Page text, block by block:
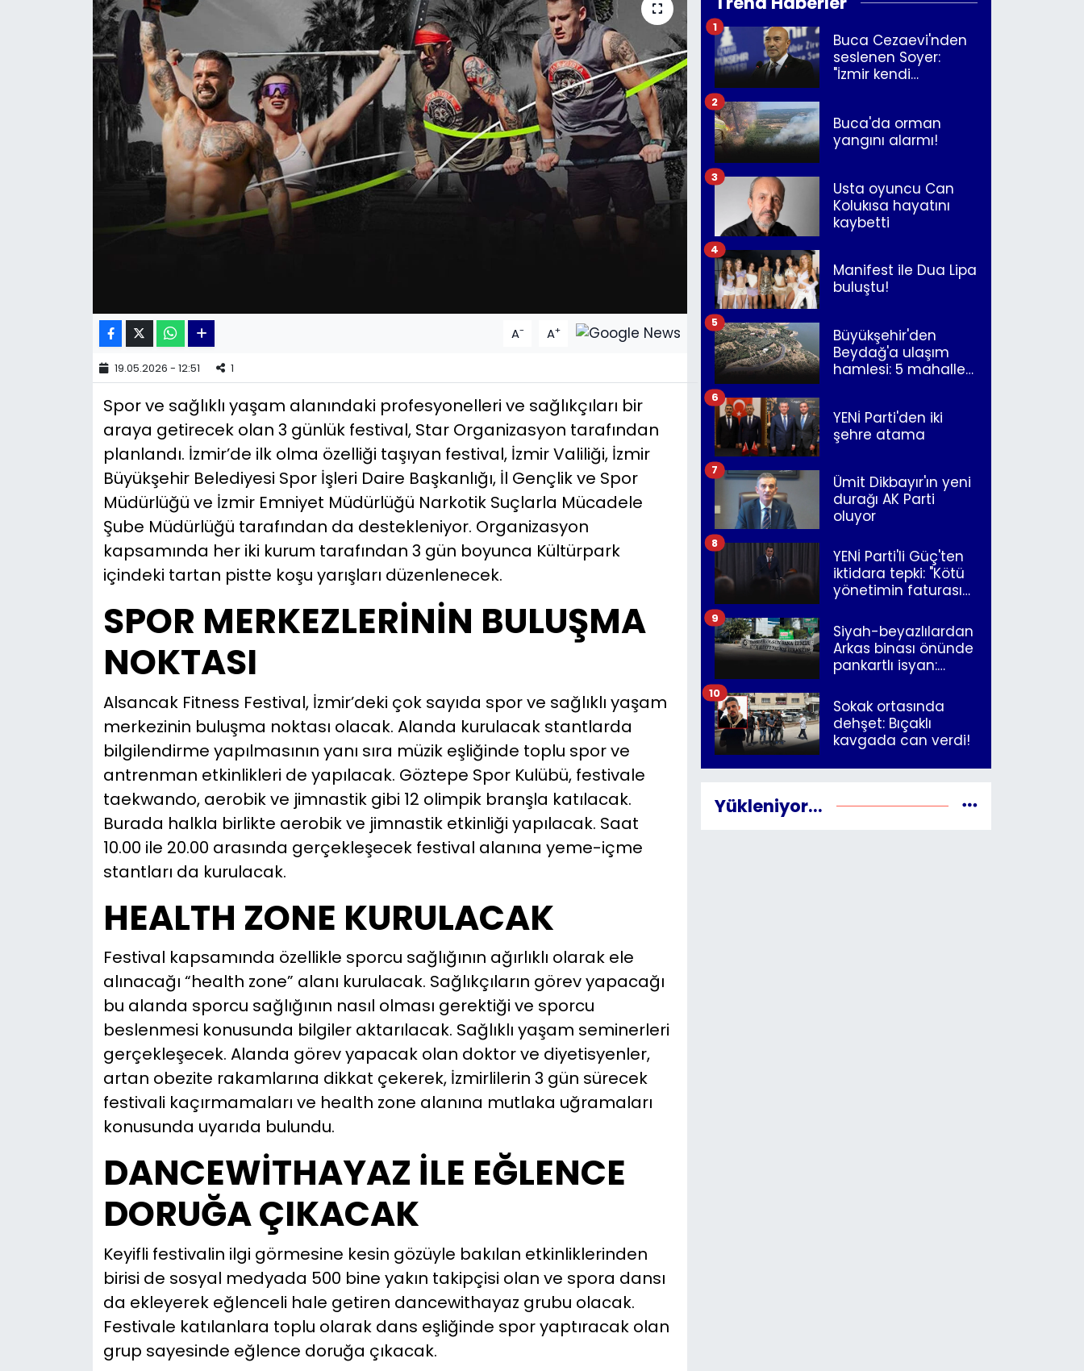
A- A+
19.05.2026 - 12:51 1
Spor ve sağlıklı yaşam alanındaki profesyonelleri ve sağlıkçıları bir
araya getirecek olan 3 günlük festival, Star Organizasyon tarafından
planlandı. İzmir’de ilk olma özelliği taşıyan festival, İzmir Valiliği, İzmir
Büyükşehir Belediyesi Spor İşleri Daire Başkanlığı, İl Gençlik ve Spor
Müdürlüğü ve İzmir Emniyet Müdürlüğü Narkotik Suçlarla Mücadele
Şube Müdürlüğü tarafından da destekleniyor. Organizasyon
kapsamında her iki kurum tarafından 3 gün boyunca Kültürpark
içindeki tartan pistte koşu yarışları düzenlenecek.
SPOR MERKEZLERİNİN BULUŞMA
NOKTASI
Alsancak Fitness Festival, İzmir’deki çok sayıda spor ve sağlıklı yaşam
merkezinin buluşma noktası olacak. Alanda kurulacak stantlarda
bilgilendirme yapılmasının yanı sıra müzik eşliğinde toplu spor ve
antrenman etkinlikleri de yapılacak. Göztepe Spor Kulübü, festivale
taekwando, aerobik ve jimnastik gibi 12 olimpik branşla katılacak.
Burada halkla birlikte aerobik ve jimnastik etkinliği yapılacak. Saat
10.00 ile 20.00 arasında gerçekleşecek festival alanına yeme-içme
stantları da kurulacak.
HEALTH ZONE KURULACAK
Festival kapsamında özellikle sporcu sağlığının ağırlıklı olarak ele
alınacağı “health zone” alanı kurulacak. Sağlıkçıların görev yapacağı
bu alanda sporcu sağlığının nasıl olması gerektiği ve sporcu
beslenmesi konusunda bilgiler aktarılacak. Sağlıklı yaşam seminerleri
gerçekleşecek. Alanda görev yapacak olan doktor ve diyetisyenler,
artan obezite rakamlarına dikkat çekerek, İzmirlilerin 3 gün sürecek
festivali kaçırmamaları ve health zone alanına mutlaka uğramaları
konusunda uyarıda bulundu.
DANCEWİTHAYAZ İLE EĞLENCE
DORUĞA ÇIKACAK
Keyifli festivalin ilgi görmesine kesin gözüyle bakılan etkinliklerinden
birisi de sosyal medyada 500 bine yakın takipçisi olan ve spora dansı
da ekleyerek eğlenceli hale getiren dancewithayaz grubu olacak.
Festivale katılanlara toplu olarak dans eşliğinde spor yaptıracak olan
grup sayesinde eğlence doruğa çıkacak.
Buca Cezaevi'nden
seslenen Soyer:
"İzmir kendi
1
Buca'da orman
yangını alarmı!
2
Usta oyuncu Can
Kolukısa hayatını
kaybetti
3
Manifest ile Dua Lipa
buluştu!
4
Büyükşehir'den
Beydağ'a ulaşım
hamlesi: 5 mahalle
5
YENİ Parti'den iki
şehre atama
6
Ümit Dikbayır'ın yeni
durağı AK Parti
oluyor
7
YENİ Parti'li Güç'ten
iktidara tepki: "Kötü
yönetimin faturasını
8
Siyah-beyazlılardan
Arkas binası önünde
pankartlı isyan:
İzmir"
9
Sokak ortasında
dehşet: Bıçaklı
kavgada can verdi!
10
Yükleniyor...
KÜLTÜR SANAT
MAGAZİN
POLİTİKA
Yaşam
YEREL POLİTİKA
YEREL YÖNETİMLER